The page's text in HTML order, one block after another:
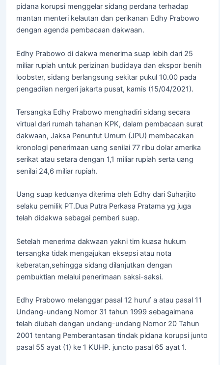
pidana korupsi menggelar sidang perdana terhadap
mantan menteri kelautan dan perikanan Edhy Prabowo
dengan agenda pembacaan dakwaan.
Edhy Prabowo di dakwa menerima suap lebih dari 25
miliar rupiah untuk perizinan budidaya dan ekspor benih
loobster, sidang berlangsung sekitar pukul 10.00 pada
pengadilan nergeri jakarta pusat, kamis (15/04/2021).
Tersangka Edhy Prabowo menghadiri sidang secara
virtual dari rumah tahanan KPK, dalam pembacaan surat
dakwaan, Jaksa Penuntut Umum (JPU) membacakan
kronologi penerimaan uang senilai 77 ribu dolar amerika
serikat atau setara dengan 1,1 miliar rupiah serta uang
senilai 24,6 miliar rupiah.
Uang suap keduanya diterima oleh Edhy dari Suharjito
selaku pemilik PT.Dua Putra Perkasa Pratama yg juga
telah didakwa sebagai pemberi suap.
Setelah menerima dakwaan yakni tim kuasa hukum
tersangka tidak mengajukan eksepsi atau nota
keberatan,sehingga sidang dilanjutkan dengan
pembuktian melalui penerimaan saksi-saksi.
Edhy Prabowo melanggar pasal 12 huruf a atau pasal 11
Undang-undang Nomor 31 tahun 1999 sebagaimana
telah diubah dengan undang-undang Nomor 20 Tahun
2001 tentang Pemberantasan tindak pidana korupsi junto
pasal 55 ayat (1) ke 1 KUHP. juncto pasal 65 ayat 1.